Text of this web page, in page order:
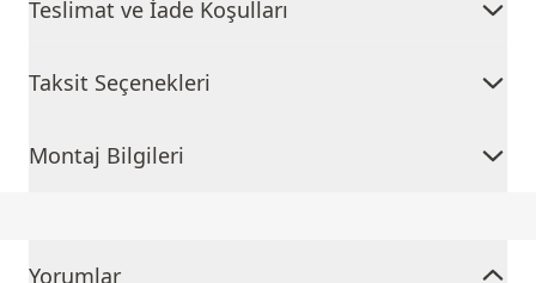
Teslimat ve İade Koşulları
Taksit Seçenekleri
Montaj Bilgileri
Yorumlar